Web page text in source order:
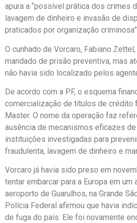
apura a “possível prática dos crimes
lavagem de dinheiro e invasão de
praticados por organização
O cunhado de Vorcaro, Fabiano
mandado de prisão preventiva, mas
não havia sido localizado pelos
De acordo com a PF, o esquema
comercialização de títulos de crédito
Master. O nome da operação faz
ausência de mecanismos eficazes
instituições investigadas para
fraudulenta, lavagem de dinheiro e
Vorcaro já havia sido preso em
tentar embarcar para a Europa em um
aeroporto de Guarulhos, na Grande
Polícia Federal afirmou que havia
de fuga do país. Ele foi novamente